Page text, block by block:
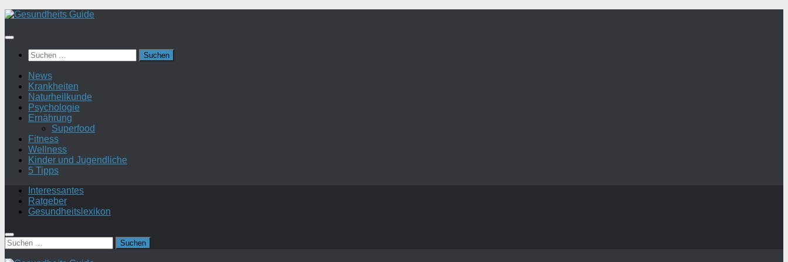
Suchen
nach:
News
Krankheiten
Naturheilkunde
Psychologie
Ernährung
Superfood
Fitness
Wellness
Kinder und Jugendliche
5 Tipps
Interessantes
Ratgeber
Gesundheitslexikon
Suchen
nach: